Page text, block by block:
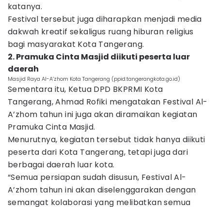
katanya.
Festival tersebut juga diharapkan menjadi media
dakwah kreatif sekaligus ruang hiburan religius
bagi masyarakat Kota Tangerang.
2. Pramuka Cinta Masjid diikuti peserta luar
daerah
Masjid Raya Al-A’zhom Kota Tangerang (ppid.tangerangkota.go.id)
Sementara itu, Ketua DPD BKPRMI Kota
Tangerang, Ahmad Rofiki mengatakan Festival Al-
A’zhom tahun ini juga akan diramaikan kegiatan
Pramuka Cinta Masjid.
Menurutnya, kegiatan tersebut tidak hanya diikuti
peserta dari Kota Tangerang, tetapi juga dari
berbagai daerah luar kota.
“Semua persiapan sudah disusun, Festival Al-
A’zhom tahun ini akan diselenggarakan dengan
semangat kolaborasi yang melibatkan semua